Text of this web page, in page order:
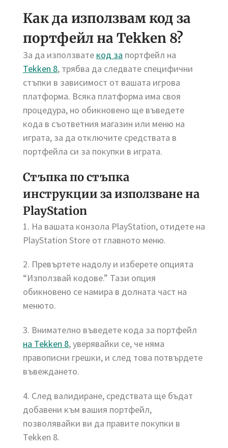
Как да използвам код за
портфейл на Tekken 8?
За да използвате код за портфейл на
Tekken 8, трябва да следвате специфични
стъпки в зависимост от вашата игрова
платформа. Всяка платформа има своя
процедура, но обикновено ще въведете
кода в съответния магазин или меню на
играта, за да отключите средствата в
портфейла си за покупки в играта.
Стъпка по стъпка
инструкции за използване на
PlayStation
1. На вашата конзола PlayStation, отидете на
PlayStation Store от главното меню.
2. Превъртете надолу и изберете опцията
“Използвай кодове.” Тази опция
обикновено се намира в долната част на
менюто.
3. Внимателно въведете кода за портфейл
на Tekken 8, уверявайки се, че няма
правописни грешки, и след това потвърдете
въвеждането.
4. След валидиране, средствата ще бъдат
добавени към вашия портфейл,
позволявайки ви да правите покупки в
Tekken 8.